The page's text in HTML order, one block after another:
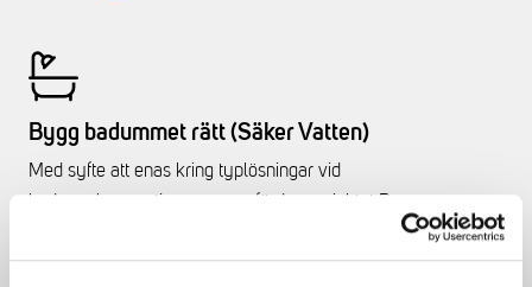
Bygg badummet rätt (Säker Vatten)
Med syfte att enas kring typlösningar vid
badrumsbyggnationer genomfördes projektet Bygg
Badrummet Rätt som resulterade i en skrift på hur man
bygger våtrummet rätt.